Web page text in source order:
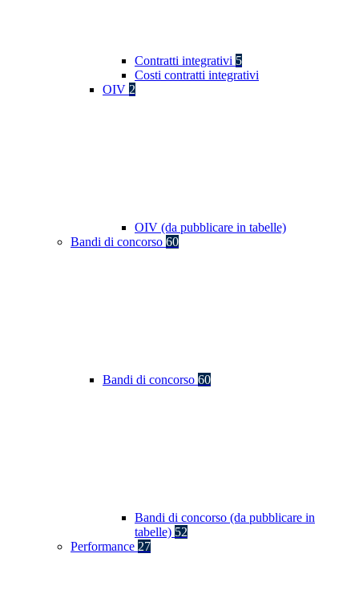
Contratti integrativi 5
Costi contratti integrativi
OIV 2
OIV (da pubblicare in tabelle)
Bandi di concorso 60
Bandi di concorso 60
Bandi di concorso (da pubblicare in
tabelle) 52
Performance 27